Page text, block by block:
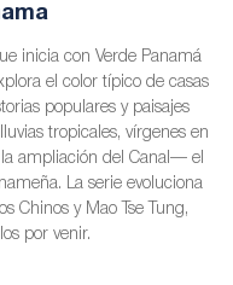
inicia con Verde Panamá
el color típico de casas
populares y paisajes
tropicales, vírgenes en
ampliación del Canal— el
La serie evoluciona
Chinos y Mao Tse Tung,
por venir.